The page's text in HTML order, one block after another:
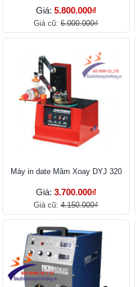
Giá: 5.800.000₫
Giá cũ: 6.000.000₫
Máy in date Mâm Xoay DYJ 320
Giá: 3.700.000₫
Giá cũ: 4.150.000₫